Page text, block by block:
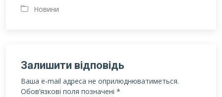
Новини
Залишити відповідь
Ваша e-mail адреса не оприлюднюватиметься.
Обов’язкові поля позначені *